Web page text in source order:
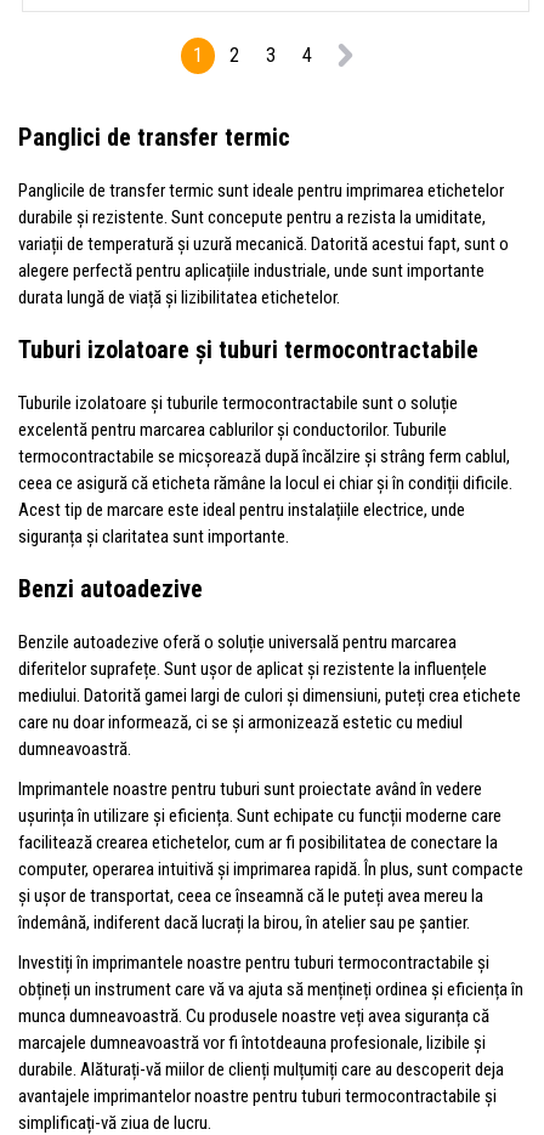
1 2 3 4
Panglici de transfer termic
Panglicile de transfer termic sunt ideale pentru imprimarea etichetelor
durabile și rezistente. Sunt concepute pentru a rezista la umiditate,
variații de temperatură și uzură mecanică. Datorită acestui fapt, sunt o
alegere perfectă pentru aplicațiile industriale, unde sunt importante
durata lungă de viață și lizibilitatea etichetelor.
Tuburi izolatoare și tuburi termocontractabile
Tuburile izolatoare și tuburile termocontractabile sunt o soluție
excelentă pentru marcarea cablurilor și conductorilor. Tuburile
termocontractabile se micșorează după încălzire și strâng ferm cablul,
ceea ce asigură că eticheta rămâne la locul ei chiar și în condiții dificile.
Acest tip de marcare este ideal pentru instalațiile electrice, unde
siguranța și claritatea sunt importante.
Benzi autoadezive
Benzile autoadezive oferă o soluție universală pentru marcarea
diferitelor suprafețe. Sunt ușor de aplicat și rezistente la influențele
mediului. Datorită gamei largi de culori și dimensiuni, puteți crea etichete
care nu doar informează, ci se și armonizează estetic cu mediul
dumneavoastră.
Imprimantele noastre pentru tuburi sunt proiectate având în vedere
ușurința în utilizare și eficiența. Sunt echipate cu funcții moderne care
facilitează crearea etichetelor, cum ar fi posibilitatea de conectare la
computer, operarea intuitivă și imprimarea rapidă. În plus, sunt compacte
și ușor de transportat, ceea ce înseamnă că le puteți avea mereu la
îndemână, indiferent dacă lucrați la birou, în atelier sau pe șantier.
Investiți în imprimantele noastre pentru tuburi termocontractabile și
obțineți un instrument care vă va ajuta să mențineți ordinea și eficiența în
munca dumneavoastră. Cu produsele noastre veți avea siguranța că
marcajele dumneavoastră vor fi întotdeauna profesionale, lizibile și
durabile. Alăturați-vă miilor de clienți mulțumiți care au descoperit deja
avantajele imprimantelor noastre pentru tuburi termocontractabile și
simplificați-vă ziua de lucru.